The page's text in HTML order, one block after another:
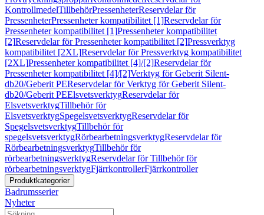
KontrollmedelTillbehörPressenheterReservdelar för
PressenheterPressenheter kompatibilitet [1]Reservdelar för
Pressenheter kompatibilitet [1]Pressenheter kompatibilitet
[2]Reservdelar för Pressenheter kompatibilitet [2]Pressverktyg
kompatibilitet [2XL]Reservdelar för Pressverktyg kompatibilitet
[2XL]Pressenheter kompatibilitet [4]/[2]Reservdelar för
Pressenheter kompatibilitet [4]/[2]Verktyg för Geberit Silent-
db20/Geberit PEReservdelar för Verktyg för Geberit Silent-
db20/Geberit PEElsvetsverktygReservdelar för
ElsvetsverktygTillbehör för
ElsvetsverktygSpegelsvetsverktygReservdelar för
SpegelsvetsverktygTillbehör för
spegelsvetsverktygRörbearbetningsverktygReservdelar för
RörbearbetningsverktygTillbehör för
rörbearbetningsverktygReservdelar för Tillbehör för
rörbearbetningsverktygFjärrkontrollerFjärrkontroller
Produktkategorier
Badrumsserier
Nyheter